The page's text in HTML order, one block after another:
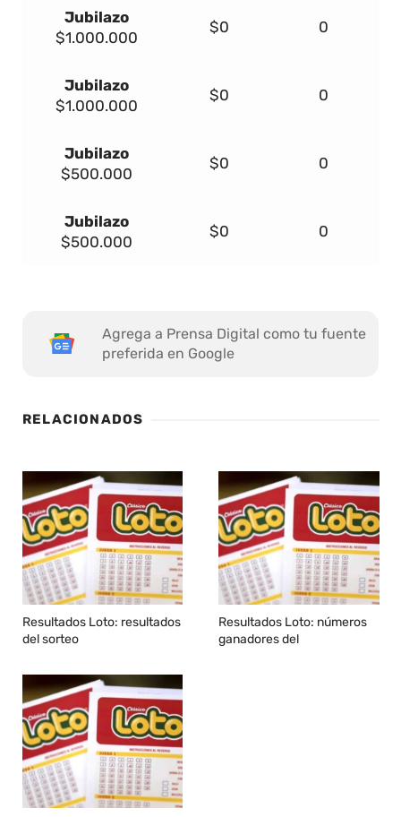
Jubilazo
$1.000.000
$0 0
Jubilazo
$1.000.000
$0 0
Jubilazo
$500.000
$0 0
Jubilazo
$500.000
$0 0
Agrega a Prensa Digital como tu fuente
preferida en Google
RELACIONADOS
Resultados Loto: resultados
del sorteo
Resultados Loto: números
ganadores del